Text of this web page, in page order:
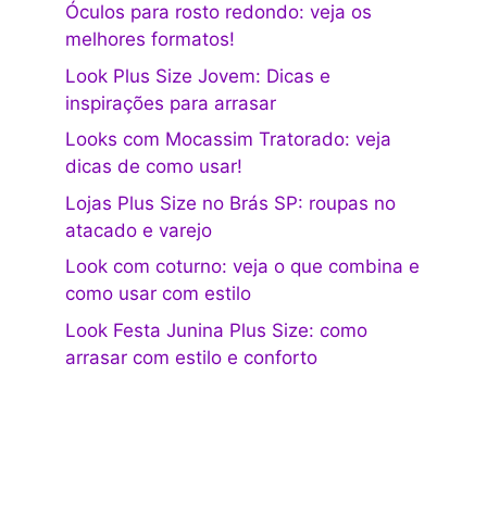
Óculos para rosto redondo: veja os
melhores formatos!
Look Plus Size Jovem: Dicas e
inspirações para arrasar
Looks com Mocassim Tratorado: veja
dicas de como usar!
Lojas Plus Size no Brás SP: roupas no
atacado e varejo
Look com coturno: veja o que combina e
como usar com estilo
Look Festa Junina Plus Size: como
arrasar com estilo e conforto